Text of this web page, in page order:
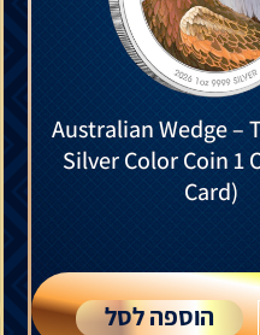
Australian Wedge –
Silver Color Coin 1
Card)
הוספה לסל